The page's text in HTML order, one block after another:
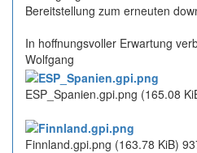
Bereitstellung zum erneuten
In hoffnungsvoller Erwartung
Wolfgang
ESP_Spanien.gpi.png (165.08
Finnland.gpi.png (163.78 KiB)